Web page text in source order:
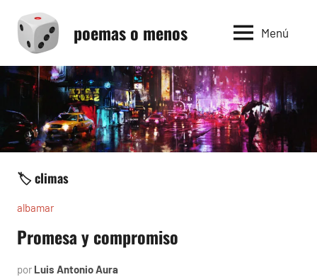
contenido
poemas o menos Menú
🏷️ climas
albamar
Promesa y compromiso
por Luis Antonio Aura